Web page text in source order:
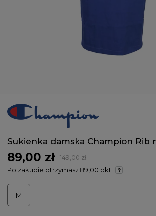
Sukienka damska Champion Rib
89,00 zł
149,00 zł
Po zakupie otrzymasz 89,00 pkt.
M